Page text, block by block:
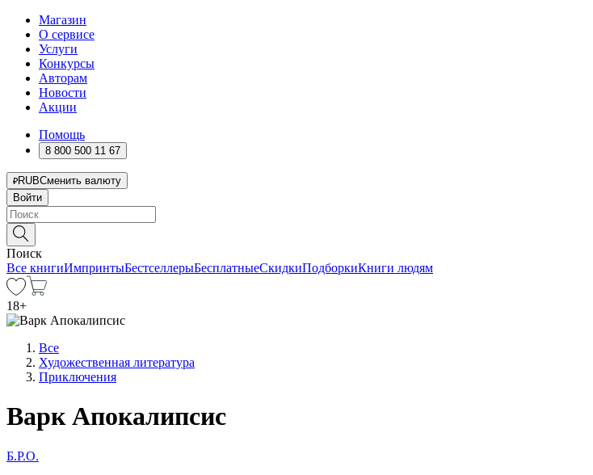
Магазин
О сервисе
Услуги
Конкурсы
Авторам
Новости
Акции
Помощь
8 800 500 11 67
RUBСменить валюту
Войти
Поиск
Все книгиИмпринтыБестселлерыБесплатныеСкидкиПодборкиКниги людям
18+
Все
Художественная литература
Приключения
Варк Апокалипсис
Б.Р.О.